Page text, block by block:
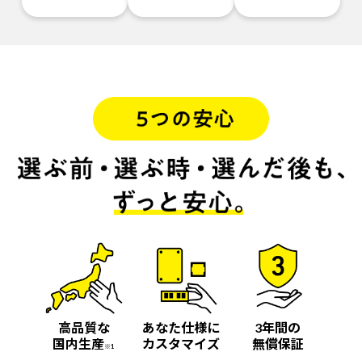
高品質な
国内生産※1
あなた仕様に
カスタマイズ
3年間の
無償保証